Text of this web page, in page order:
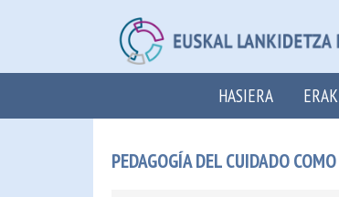
HASIERA
PEDAGOGÍA DEL CUIDADO